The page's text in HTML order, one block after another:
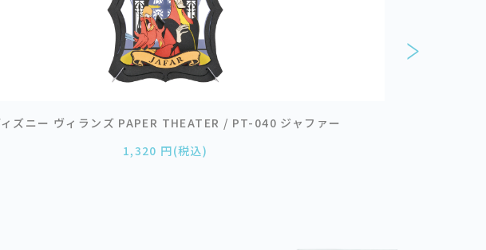
ィズニー ヴィランズ PAPER THEATER / PT-040 ジャファー
1,320 円(税込)